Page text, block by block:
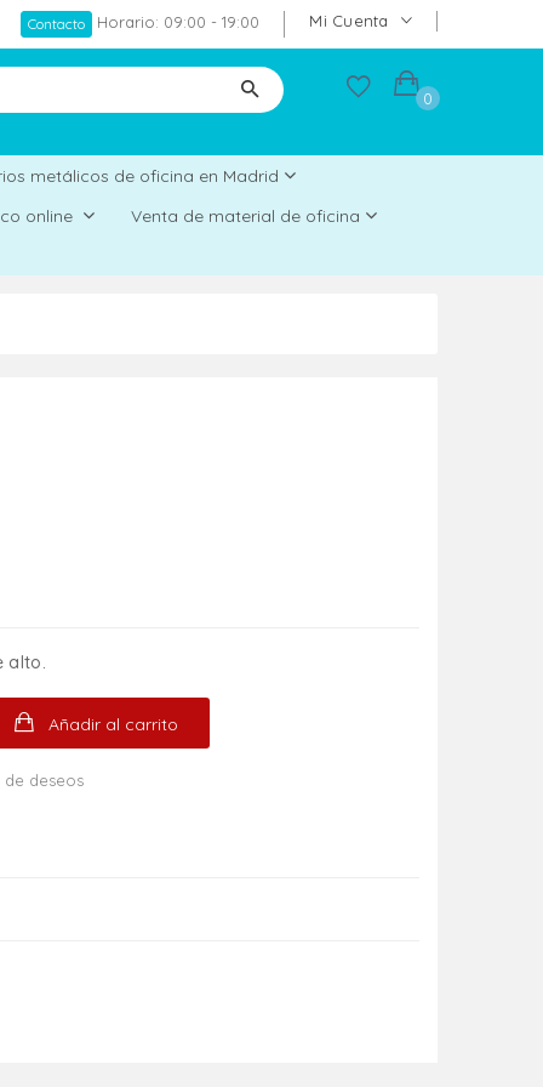
Mi Cuenta
Contacto Horario: 09:00 - 19:00
0
metálicos de oficina en Madrid
online
Venta de material de oficina
alto.
Añadir al carrito
de deseos